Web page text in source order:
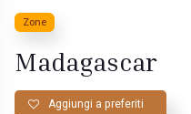
Zone
Madagascar
Aggiungi a preferiti